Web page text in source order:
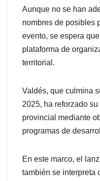
Aunque no se han
nombres de posibles
evento, se espera
plataforma de
territorial.
Valdés, que culmina
2025, ha reforzado
provincial mediante
programas de
En este marco, el
también se interpreta